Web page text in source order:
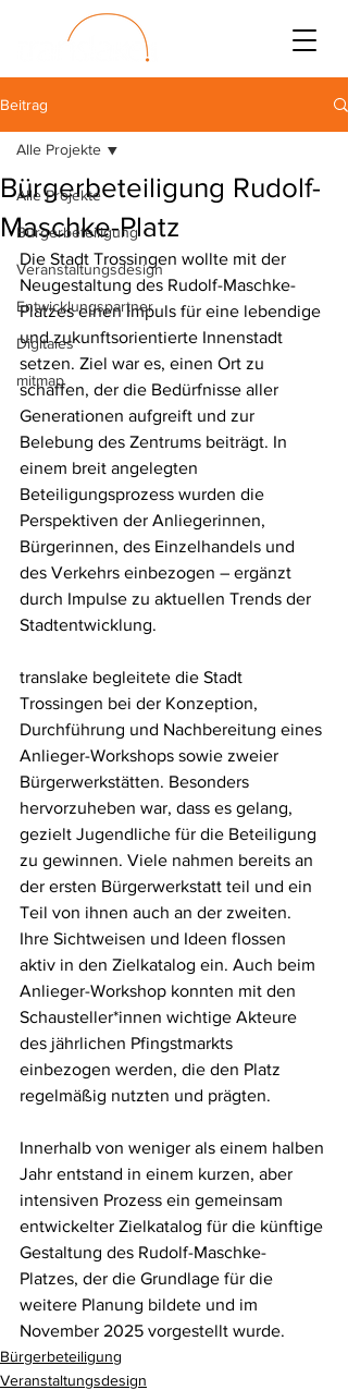
Beitrag
Alle Projekte
Bürgerbeteiligung
Veranstaltungsdesign
Entwicklungspartner
Digitales
mitmap
Alle Projekte
Bürgerbeteiligung Rudolf-
Maschke-Platz
Die Stadt Trossingen wollte mit der
Neugestaltung des Rudolf-Maschke-
Platzes einen Impuls für eine lebendige
und zukunftsorientierte Innenstadt
setzen. Ziel war es, einen Ort zu
schaffen, der die Bedürfnisse aller
Generationen aufgreift und zur
Belebung des Zentrums beiträgt. In
einem breit angelegten
Beteiligungsprozess wurden die
Perspektiven der Anliegerinnen,
Bürgerinnen, des Einzelhandels und
des Verkehrs einbezogen – ergänzt
durch Impulse zu aktuellen Trends der
Stadtentwicklung.
translake begleitete die Stadt
Trossingen bei der Konzeption,
Durchführung und Nachbereitung eines
Anlieger-Workshops sowie zweier
Bürgerwerkstätten. Besonders
hervorzuheben war, dass es gelang,
gezielt Jugendliche für die Beteiligung
zu gewinnen. Viele nahmen bereits an
der ersten Bürgerwerkstatt teil und ein
Teil von ihnen auch an der zweiten.
Ihre Sichtweisen und Ideen flossen
aktiv in den Zielkatalog ein. Auch beim
Anlieger-Workshop konnten mit den
Schausteller*innen wichtige Akteure
des jährlichen Pfingstmarkts
einbezogen werden, die den Platz
regelmäßig nutzten und prägten.
Innerhalb von weniger als einem halben
Jahr entstand in einem kurzen, aber
intensiven Prozess ein gemeinsam
entwickelter Zielkatalog für die künftige
Gestaltung des Rudolf-Maschke-
Platzes, der die Grundlage für die
weitere Planung bildete und im
November 2025 vorgestellt wurde.
Bürgerbeteiligung
Veranstaltungsdesign